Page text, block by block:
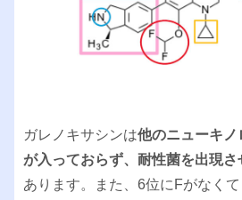
ガレノキサシンは他のニューキ
が入っておらず、耐性菌を出現
あります。また、6位にFがなく